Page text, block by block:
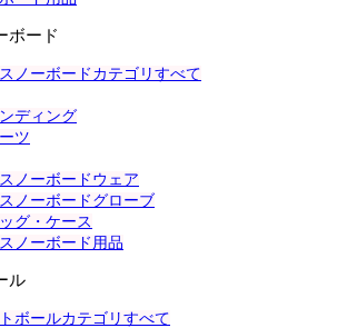
ボード
ノーボードカテゴリすべて
ディング
ツ
ノーボードウェア
ノーボードグローブ
グ・ケース
ノーボード用品
ル
ボールカテゴリすべて